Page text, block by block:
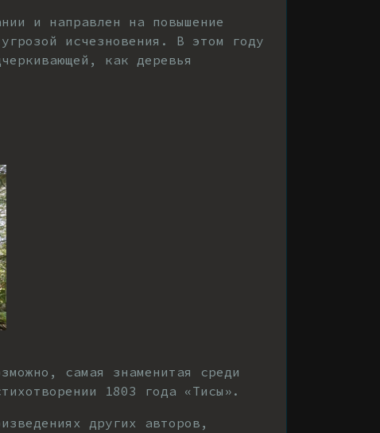
и направлен на повышение
исчезновения. В этом году
как деревья
самая знаменитая среди
1803 года «Тисы».
других авторов,